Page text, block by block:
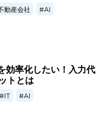
動産会社 AI
効率化したい！入力代
トとは
IT AI